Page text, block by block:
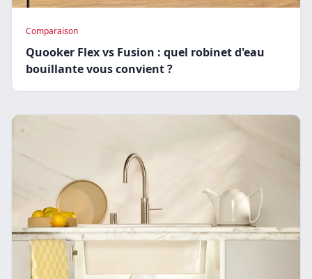
Comparaison
Quooker Flex vs Fusion : quel robinet d'eau
bouillante vous convient ?